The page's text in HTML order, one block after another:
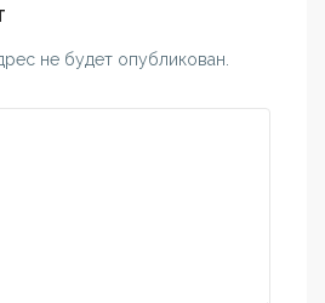
не будет опубликован.